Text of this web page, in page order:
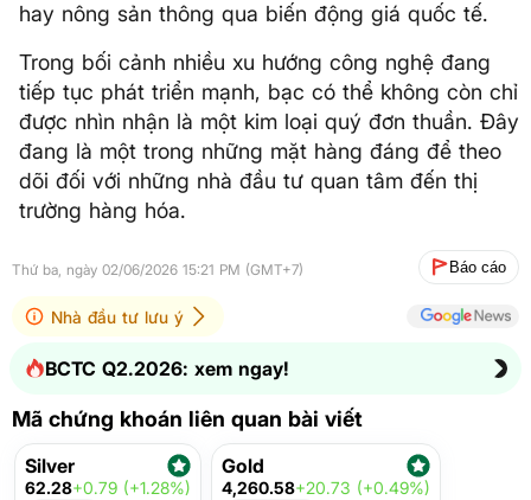
hay nông sản thông qua biến động giá quốc tế.
Trong bối cảnh nhiều xu hướng công nghệ đang
tiếp tục phát triển mạnh, bạc có thể không còn chỉ
được nhìn nhận là một kim loại quý đơn thuần. Đây
đang là một trong những mặt hàng đáng để theo
dõi đối với những nhà đầu tư quan tâm đến thị
trường hàng hóa.
Thứ ba, ngày 02/06/2026 15:21 PM (GMT+7) Báo cáo
Nhà đầu tư lưu ý
BCTC Q2.2026: xem ngay!
Mã chứng khoán liên quan bài viết
Silver
62.28+0.79 (+1.28%)
Gold
4,260.58+20.73 (+0.49%)